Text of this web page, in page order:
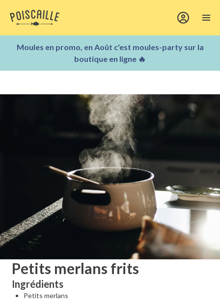
Moules en promo, en Août c'est moules-party sur la
boutique en ligne 🔥
Petits merlans frits
Ingrédients
Petits merlans